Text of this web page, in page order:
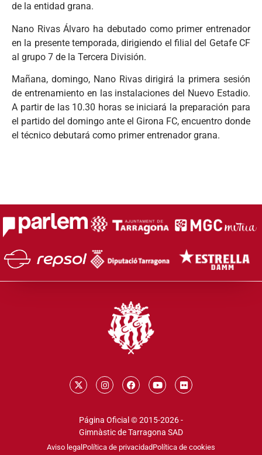
de la entidad grana.
Nano Rivas Álvaro ha debutado como primer entrenador
en la presente temporada, dirigiendo el filial del Getafe CF
al grupo 7 de la Tercera División.
Mañana, domingo, Nano Rivas dirigirá la primera sesión
de entrenamiento en las instalaciones del Nuevo Estadio.
A partir de las 10.30 horas se iniciará la preparación para
el partido del domingo ante el Girona FC, encuentro donde
el técnico debutará como primer entrenador grana.
Página Oficial © 2015-2026 -
Gimnàstic de Tarragona SAD
Aviso legal Política de privacidadPolítica de cookies